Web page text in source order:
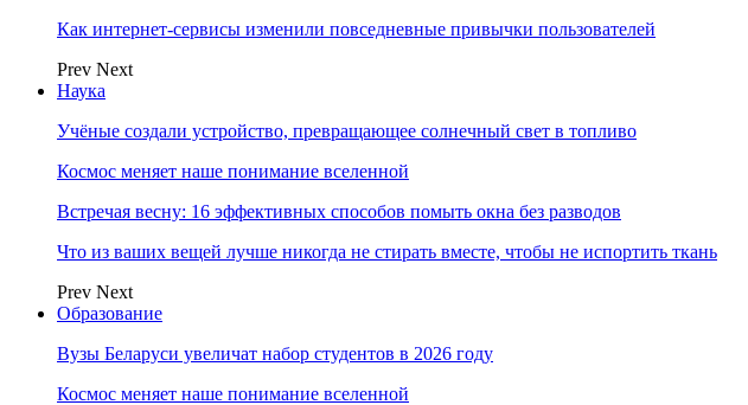
Как интернет-сервисы изменили повседневные привычки пользователей
Prev Next
Наука
Учёные создали устройство, превращающее солнечный свет в топливо
Космос меняет наше понимание вселенной
Встречая весну: 16 эффективных способов помыть окна без разводов
Что из ваших вещей лучше никогда не стирать вместе, чтобы не испортить ткань
Prev Next
Образование
Вузы Беларуси увеличат набор студентов в 2026 году
Космос меняет наше понимание вселенной